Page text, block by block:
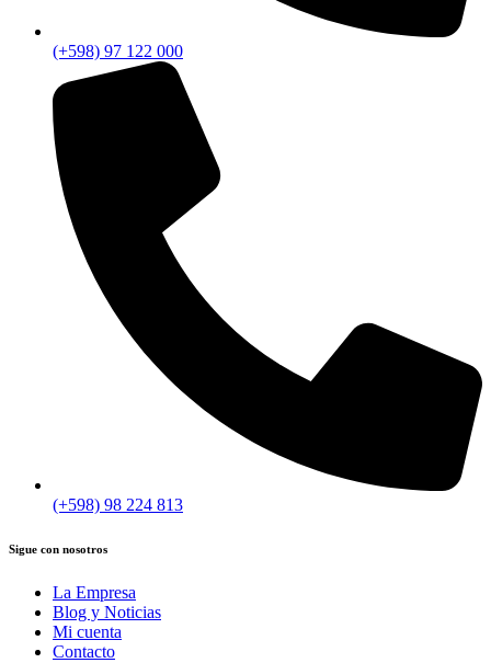
(+598) 97 122 000
(+598) 98 224 813
Sigue con nosotros
La Empresa
Blog y Noticias
Mi cuenta
Contacto